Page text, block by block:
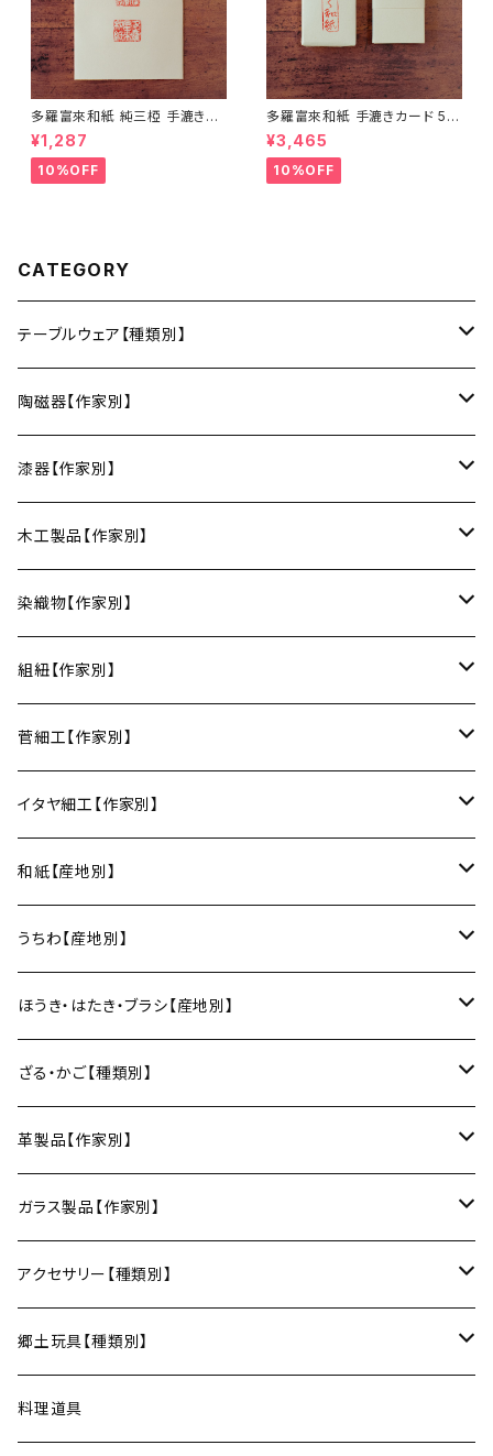
多羅富來和紙 純三椏 手漉き便
箋 10枚入り【伊予和紙】【愛媛県
四国中央市】【伝統工芸品】【民
藝品】【ギフト プレゼント】【父の
日 お誕生日】
¥1,287
10%OFF
多羅富來和紙 手漉きカード 50
枚入り【伊予和紙】【愛媛県四国
中央市】【伝統工芸品】【民藝品】
【ギフト プレゼント】【父の日 お
誕生日】
¥3,465
10%OFF
CATEGORY
テーブルウェア【種類別】
お皿
豆皿
丸皿
小鉢・中鉢・大鉢
小鉢
中鉢
ご飯茶碗
お椀・ボウル
お椀
丼
湯呑・カップ
マグカップ
フリーカップ
酒器
ぐい呑み・盃
徳利
蓋物・キャニスター
そば猪口
箸・カトラリー
箸
箸置き
菓子切
土鍋
鍋敷き・コースター
鍋敷き
ポットマット
陶磁器【作家別】
小春花窯（瀬戸焼／愛知）
HORITSUKE（瀬戸焼／愛知）
馬の目皿
AND C（瀬戸焼／愛知）
Trace Face（瀬戸焼／愛知）
m.m.d.（瀬戸焼／愛知）
LUC DE BOECK（京都）
小山研一（京都）
中村譲司（京都）
俊彦窯（丹波焼／兵庫）
Fuji窯（備前焼／岡山）
仁堂窯 大森宏明（備前焼／岡山）
梅山窯（砥部焼／愛媛）
宗像窯（会津本郷焼／福島）
松永窯（大堀相馬焼／福島）
黒照 クロテラス（大堀相馬焼／福島）
漆器【作家別】
中田漆木（香川）
庵治漆 -AJIURUSHI
讃岐石地塗
erakko（京都）
suosikki（京都）
うるしおいしおはし
木工製品【作家別】
りょうび庵（曲げわっぱ／秋田）
erakko（木と漆／京都）
甲斐のぶお工房（竹のカトラリー／大分）
染織物【作家別】
藤本つむぎ工房（上田紬／長野）
巾着袋
ブックカバー
清原遥（テキスタイル／滋賀）
KOMOREBI
朝焼け
藍染屋ほうね（藍染／静岡）
京都のれん（風呂敷／京都）
小風呂敷（約50cm角）
2巾風呂敷（約70cm角）
Sugee textile（国産手ぬぐい）
向井詩織（ブロックプリント／インド）
組紐【作家別】
昇苑くみひも（京都）
リング
ブレスレット
菅細工【作家別】
深江菅細工（大阪）
イタヤ細工【作家別】
角館イタヤ工芸（秋田）
民芸イタヤ工房（秋田）
和紙【産地別】
出雲民藝紙（島根）
多羅富來和紙（愛媛）
八尾和紙（富山）
美濃和紙（岐阜）
うちわ【産地別】
房州うちわ（千葉）
水うちわ（岐阜）
ほうき・はたき・ブラシ【産地別】
松本箒（長野）
棕櫚箒（和歌山）
和箒（栃木）
和箒（群馬）
ざる・かご【種類別】
盆ざる
かご
革製品【作家別】
Therese（奈良）
ガラス製品【作家別】
Taiga Glass（群馬）
アクセサリー【種類別】
ネックレス
ブレスレット
郷土玩具【種類別】
会津張り子（福島）
料理道具